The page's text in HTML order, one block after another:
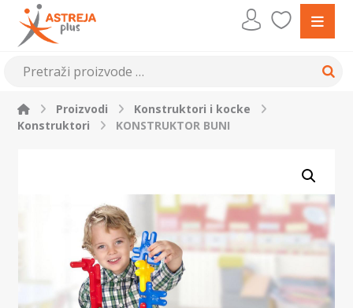
Proizvodi
Konstruktori i kocke
Konstruktori
KONSTRUKTOR BUNI